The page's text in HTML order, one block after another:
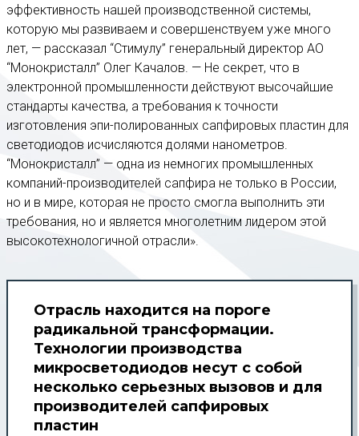
эффективность нашей производственной системы,
которую мы развиваем и совершенствуем уже много
лет, — рассказал “Стимулу” генеральный директор АО
“Монокристалл” Олег Качалов. — Не секрет, что в
электронной промышленности действуют высочайшие
стандарты качества, а требования к точности
изготовления эпи-полированных сапфировых пластин для
светодиодов исчисляются долями нанометров.
“Монокристалл” — одна из немногих промышленных
компаний-производителей сапфира не только в России,
но и в мире, которая не просто смогла выполнить эти
требования, но и является многолетним лидером этой
высокотехнологичной отрасли».
Отрасль находится на пороге
радикальной трансформации.
Технологии производства
микросветодиодов несут с собой
несколько серьезных вызовов и для
производителей сапфировых
пластин